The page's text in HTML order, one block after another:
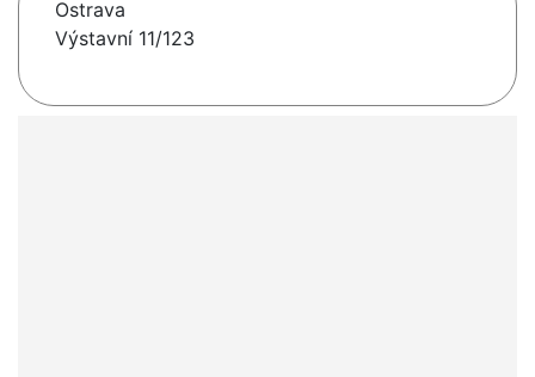
Ostrava
Výstavní 11/123